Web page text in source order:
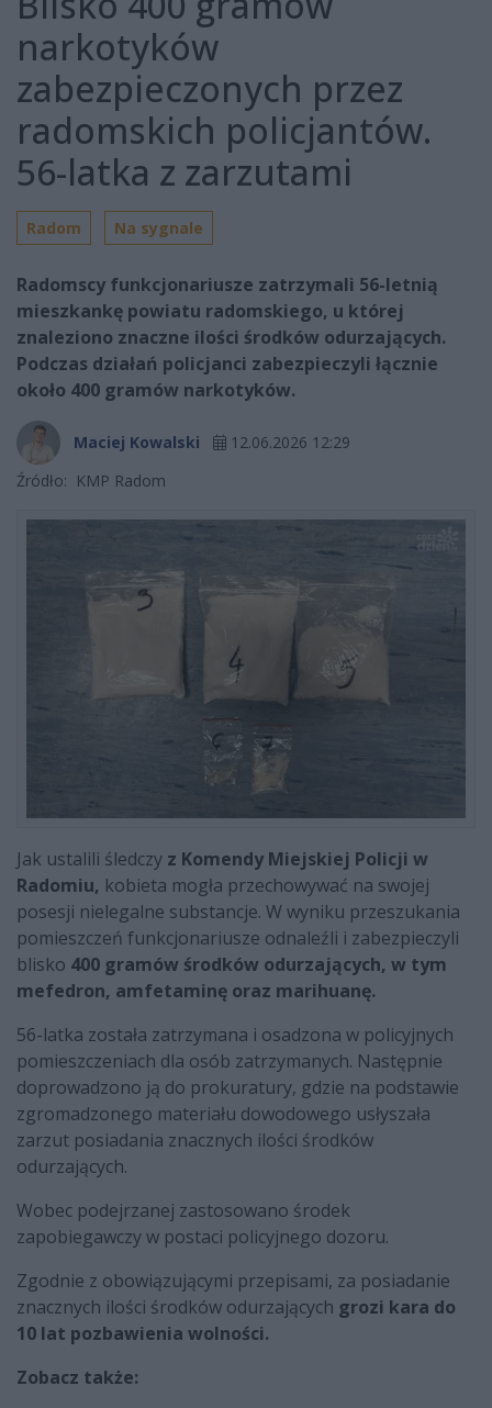
narkotyków
zabezpieczonych przez
radomskich policjantów.
56-latka z zarzutami
Radom Na sygnale
Radomscy funkcjonariusze zatrzymali 56-letnią
mieszkankę powiatu radomskiego, u której
znaleziono znaczne ilości środków odurzających.
Podczas działań policjanci zabezpieczyli łącznie
około 400 gramów narkotyków.
Maciej Kowalski
12.06.2026 12:29
Źródło: KMP Radom
Jak ustalili śledczy z Komendy Miejskiej Policji w
Radomiu, kobieta mogła przechowywać na swojej
posesji nielegalne substancje. W wyniku przeszukania
pomieszczeń funkcjonariusze odnaleźli i zabezpieczyli
blisko 400 gramów środków odurzających, w tym
mefedron, amfetaminę oraz marihuanę.
56-latka została zatrzymana i osadzona w policyjnych
pomieszczeniach dla osób zatrzymanych. Następnie
doprowadzono ją do prokuratury, gdzie na podstawie
zgromadzonego materiału dowodowego usłyszała
zarzut posiadania znacznych ilości środków
odurzających.
Wobec podejrzanej zastosowano środek
zapobiegawczy w postaci policyjnego dozoru.
Zgodnie z obowiązującymi przepisami, za posiadanie
znacznych ilości środków odurzających grozi kara do
10 lat pozbawienia wolności.
Zobacz także: